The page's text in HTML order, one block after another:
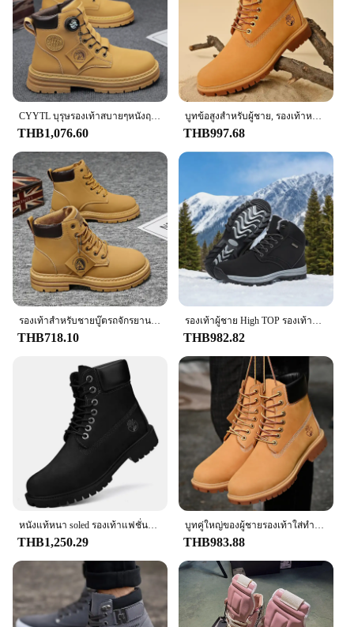
**Adaptable and Reliable**
The Timberland Men Work Slipon Clog is a
testament to the brand's commitment to quality and
reliability. The clogs are available in a range of
sizes to accommodate different foot types, ensuring
a perfect fit for every wearer. With their durable
construction and timeless style, these clogs are a
smart investment for anyone looking for a reliable
and stylish footwear option.
CYYTL บุรุษรองเท้าสบายๆหนังฤดูหนาวรองเท้าเชลซีคาวบอยยุทธวิธีเดินป่ากลางแจ้ง Designer Luxury เทนนิสข้อเท้ารองเท้าผ้าใบ
THB1,076.60
บูทข้อสูงสำหรับผู้ชาย, รองเท้าหนังของผู้หญิงที่มีคุณภาพสูงรองเท้าผ้าใบกลางแจ้งแฟชั่นบูทหุ้มข้อกันลื่นสำหรับคู่รัก
THB997.68
รองเท้าสําหรับชายบู๊ตรถจักรยานยนต์บุรุษรองเท้ารองเท้าผ้าใบผู้ชายต้นฉบับ Man เสนอจัดส่งฟรีทหาร Coturnos Timberlands รองเท้า
THB718.10
รองเท้าผู้ชาย High TOP รองเท้าหนังผู้ชายรองเท้าแฟชั่นฤดูหนาว Plush WARM รองเท้ารองเท้าผ้าใบกลางแจ้ง Lace Up ข้อเท้าลื่นรองเท้าชาย
THB982.82
หนังแท้หนา soled รองเท้าแฟชั่นใหม่ผู้ชายและผู้หญิงสไตล์อังกฤษสีเหลืองรองเท้า anti slip workwear รองเท้าหนังรองเท้า
THB1,250.29
บูทคู่ใหญ่ของผู้ชายรองเท้าใส่ทำงานกันลื่นสำหรับผู้หญิงระบายอากาศได้ดีและอบอุ่นสบายๆ
THB983.88